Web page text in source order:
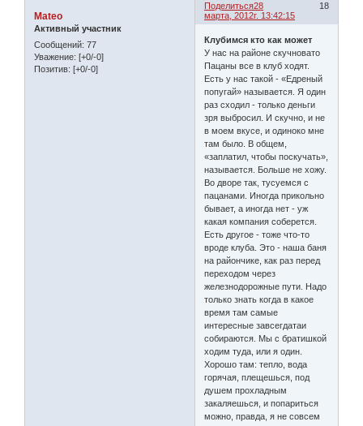
Поделиться 18
28
марта, 2012г. 13:42:15
Mateo
Активный участник
Сообщений: 77
Уважение: [+0/-0]
Позитив: [+0/-0]
Клубимся кто как может
У нас на районе скучновато
Пацаны все в клуб ходят.
Есть у нас такой - «Едреный
попугай» называется. Я один
раз сходил - только деньги
зря выбросил. И скучно, и не
в моем вкусе, и одиноко мне
там было. В общем,
«заплатил, чтобы поскучать»,
называется. Больше не хожу.
Во дворе так, тусуемся с
пацанами. Иногда прикольно
бывает, а иногда нет - уж
какая компания соберется.
Есть другое - тоже что-то
вроде клуба. Это - наша баня
на райончике, как раз перед
переходом через
железнодорожные пути. Надо
только знать когда в какое
время там самые
интересные завсегдатаи
собираются. Мы с братишкой
ходим туда, или я один.
Хорошо там: тепло, вода
горячая, плещешься, под
душем прохладным
закаляешься, и попариться
можно, правда, я не совсем